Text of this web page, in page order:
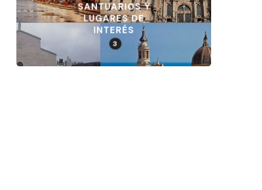
SANTUARIOS Y
LUGARES DE
INTERÉS
3